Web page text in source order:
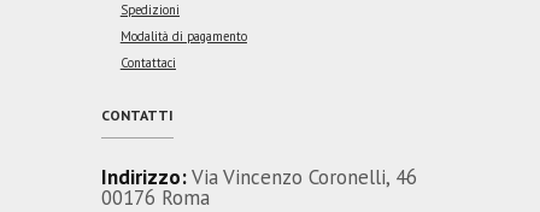
Spedizioni
Modalità di pagamento
Contattaci
CONTATTI
Indirizzo:Via Vincenzo Coronelli, 46
00176 Roma